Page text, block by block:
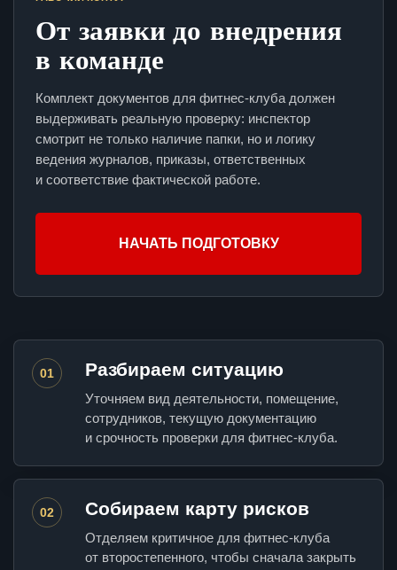
От заявки до внедрения
в команде
Комплект документов для фитнес-клуба должен
выдерживать реальную проверку: инспектор
смотрит не только наличие папки, но и логику
ведения журналов, приказы, ответственных
и соответствие фактической работе.
НАЧАТЬ ПОДГОТОВКУ
01 Разбираем ситуацию
Уточняем вид деятельности, помещение,
сотрудников, текущую документацию
и срочность проверки для фитнес-клуба.
02 Собираем карту рисков
Отделяем критичное для фитнес-клуба
от второстепенного, чтобы сначала закрыть